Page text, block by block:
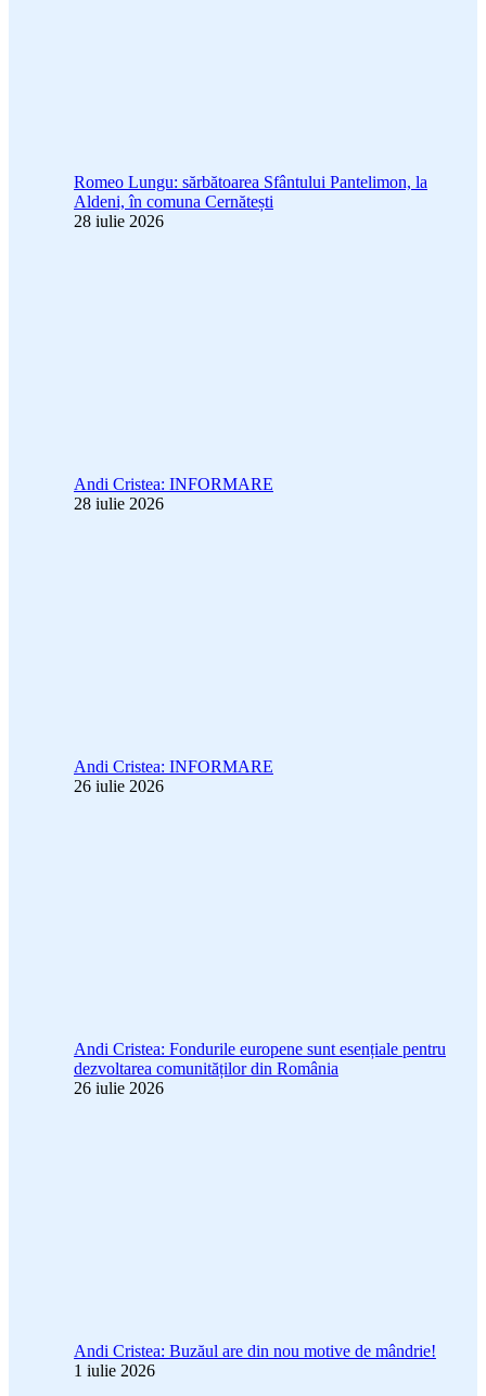
Romeo Lungu: sărbătoarea Sfântului Pantelimon, la
Aldeni, în comuna Cernătești
28 iulie 2026
Andi Cristea: INFORMARE
28 iulie 2026
Andi Cristea: INFORMARE
26 iulie 2026
Andi Cristea: Fondurile europene sunt esențiale pentru
dezvoltarea comunităților din România
26 iulie 2026
Andi Cristea: Buzăul are din nou motive de mândrie!
1 iulie 2026